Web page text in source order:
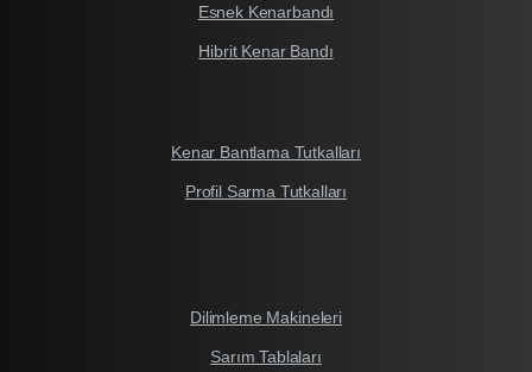
Esnek Kenarbandı
Hibrit Kenar Bandı
Kenar Bantlama Tutkalları
Profil Sarma Tutkalları
Dilimleme Makineleri
Sarım Tablaları